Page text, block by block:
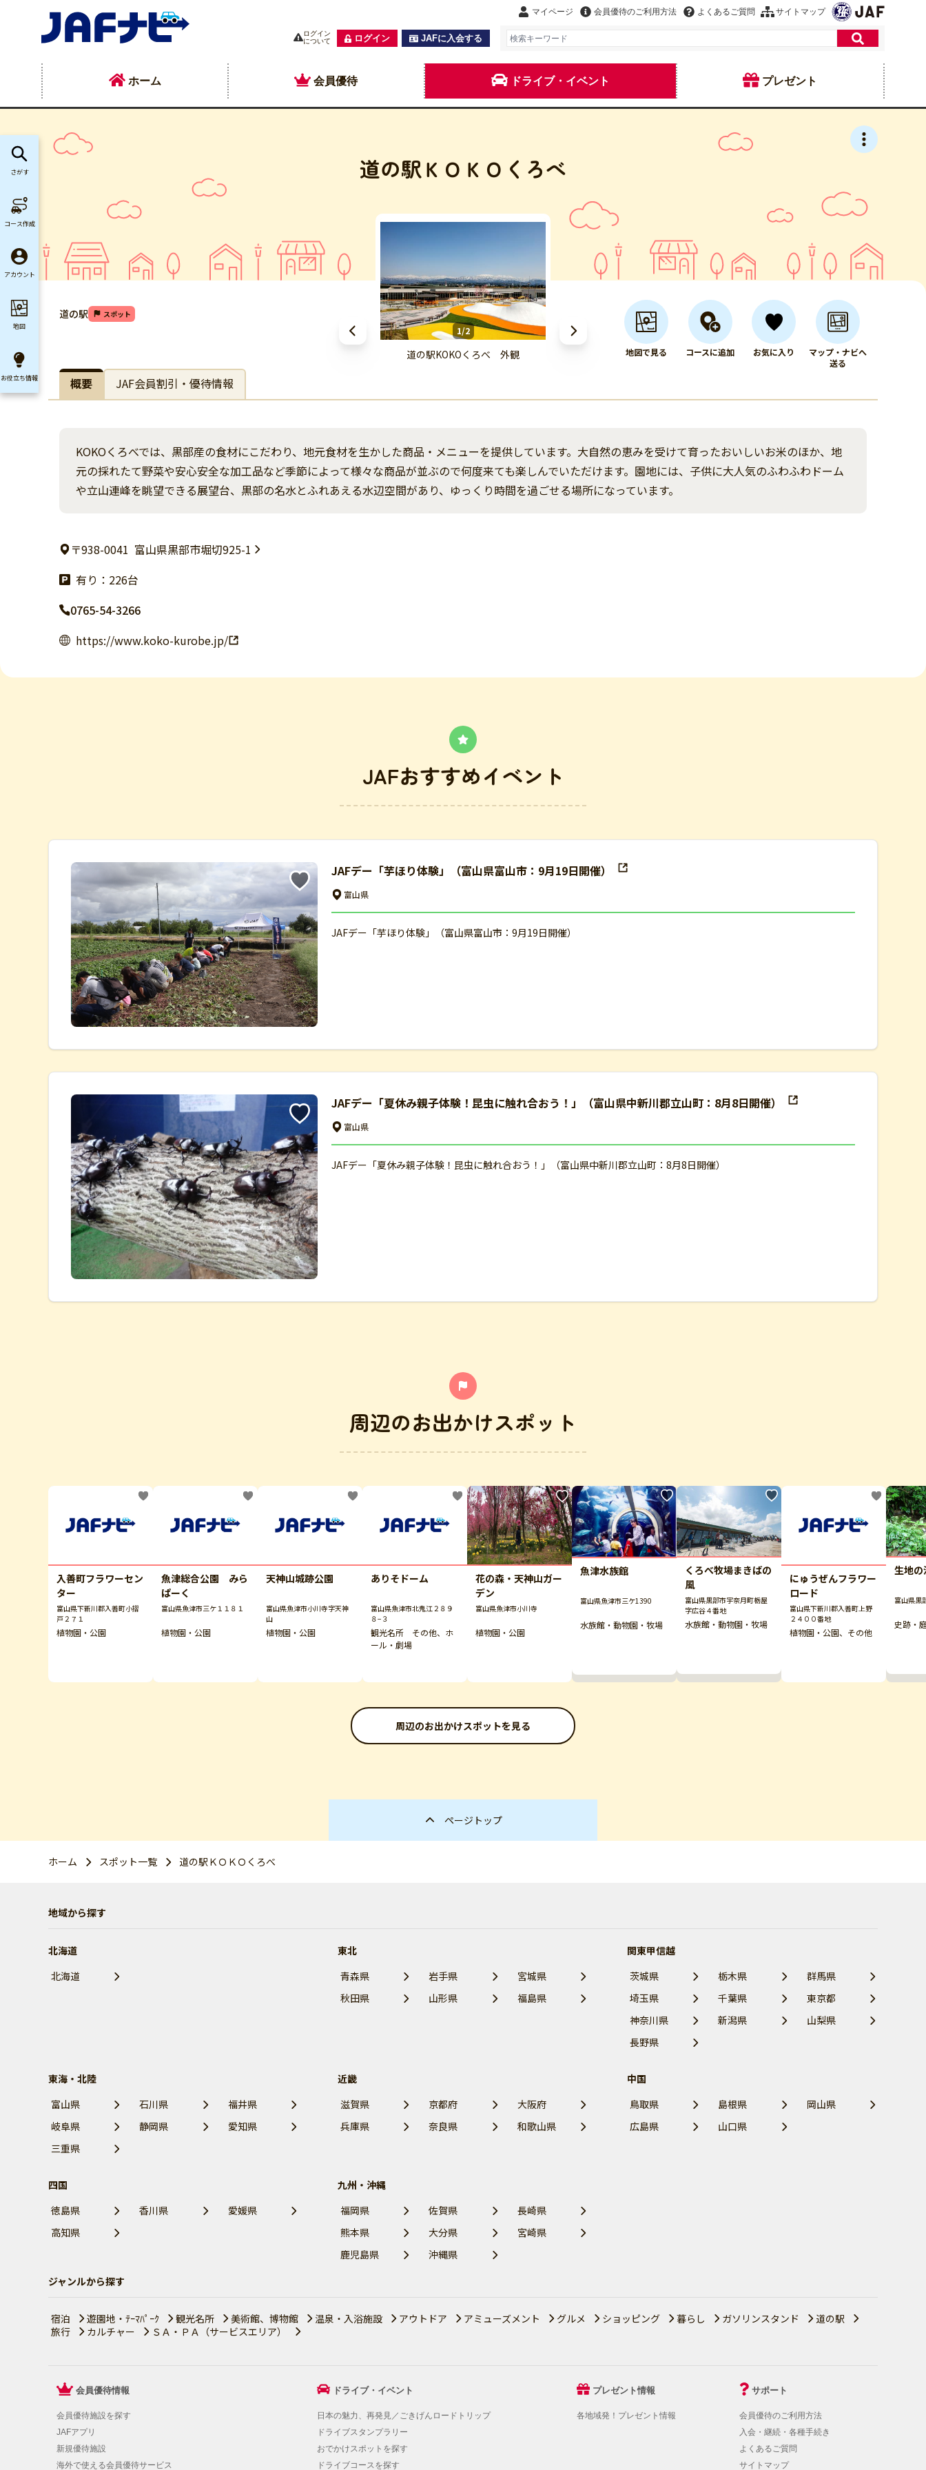
マイページ 会員優待のご利用方法 よくあるご質問 サイトマップ
ログイン
について
ログイン JAFに入会する
ホーム 会員優待 ドライブ・イベント プレゼント
道の駅ＫＯＫＯくろべ
1/2
道の駅KOKOくろべ 外観
道の駅 スポット
地図で見る コースに追加 お気に入り
マップ・ナビへ
送る
概要 JAF会員割引・優待情報
KOKOくろべでは、黒部産の食材にこだわり、地元食材を生かした商品・メニューを提供しています。大自然の恵みを受けて育ったおいしいお米のほか、地
元の採れたて野菜や安心安全な加工品など季節によって様々な商品が並ぶので何度来ても楽しんでいただけます。園地には、子供に大人気のふわふわドーム
や立山連峰を眺望できる展望台、黒部の名水とふれあえる水辺空間があり、ゆっくり時間を過ごせる場所になっています。
〒938-0041 富山県黒部市堀切925-1
有り：226台
0765-54-3266
https://www.koko-kurobe.jp/
JAFおすすめイベント
JAFデー「芋ほり体験」（富山県富山市：9月19日開催）
富山県
JAFデー「芋ほり体験」（富山県富山市：9月19日開催）
JAFデー「夏休み親子体験！昆虫に触れ合おう！」（富山県中新川郡立山町：8月8日開催）
富山県
JAFデー「夏休み親子体験！昆虫に触れ合おう！」（富山県中新川郡立山町：8月8日開催）
周辺のお出かけスポット
入善町フラワーセン
ター
富山県下新川郡入善町小摺
戸２７１
植物園・公園
魚津総合公園 みら
ぱーく
富山県魚津市三ケ１１８１
植物園・公園
天神山城跡公園
富山県魚津市小川寺字天神
山
植物園・公園
ありそドーム
富山県魚津市北鬼江２８９
８−３
観光名所 その他、ホ
ール・劇場
花の森・天神山ガー
デン
富山県魚津市小川寺
植物園・公園
魚津水族館
富山県魚津市三ケ1390
水族館・動物園・牧場
くろべ牧場まきばの
風
富山県黒部市宇奈月町栃屋
字広谷４番地
水族館・動物園・牧場
にゅうぜんフラワー
ロード
富山県下新川郡入善町上野
２４００番地
植物園・公園、その他
生地の
富山県
史跡・
周辺のお出かけスポットを見る
ページトップ
ホーム スポット一覧 道の駅ＫＯＫＯくろべ
地域から探す
北海道
北海道
東北
青森県
岩手県
宮城県
秋田県
山形県 福島県
関東甲信越
茨城県
栃木県
群馬県
埼玉県
千葉県
東京都
神奈川県
新潟県
山梨県
長野県
東海・北陸
富山県
石川県
福井県
岐阜県
静岡県
愛知県
三重県
近畿
滋賀県
京都府
大阪府
兵庫県
奈良県 和歌山県
中国
鳥取県
島根県
岡山県
広島県
山口県
四国
徳島県
香川県
愛媛県
高知県
九州・沖縄
福岡県
佐賀県
長崎県
熊本県
大分県
宮崎県
鹿児島県
沖縄県
ジャンルから探す
宿泊 遊園地・ﾃｰﾏﾊﾟｰｸ 観光名所 美術館、博物館 温泉・入浴施設 アウトドア アミューズメント グルメ ショッピング 暮らし ガソリンスタンド
道の駅
旅行
カルチャー ＳＡ・ＰＡ（サービスエリア）
会員優待情報
会員優待施設を探す
JAFアプリ
新規優待施設
海外で使える会員優待サービス
ドライブ・イベント
日本の魅力、再発見／ごきげんロードトリップ
ドライブスタンプラリー
おでかけスポットを探す
ドライブコースを探す
プレゼント情報
各地域発！プレゼント情報
サポート
会員優待のご利用方法
入会・継続・各種手続き
よくあるご質問
サイトマップ
さがす
コース作成
アカウント
地図
お役立ち情報